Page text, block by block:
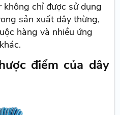
không chỉ được sử dụng
sản xuất dây thừng,
hàng và nhiều ứng
điểm của dây